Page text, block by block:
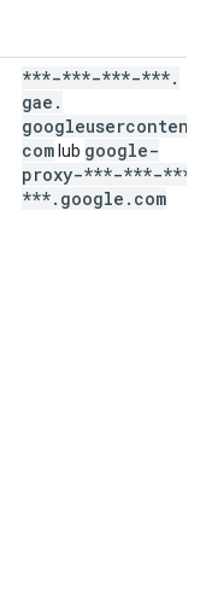
***-***-***-***.
gae .
googleusercontent
com lub google-
proxy-***-***-***-
***. google . com